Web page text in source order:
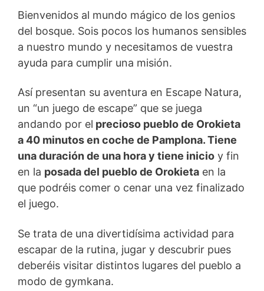
Bienvenidos al mundo mágico de los genios
del bosque. Sois pocos los humanos sensibles
a nuestro mundo y necesitamos de vuestra
ayuda para cumplir una misión.
Así presentan su aventura en Escape Natura,
un “un juego de escape” que se juega
andando por el precioso pueblo de Orokieta
a 40 minutos en coche de Pamplona. Tiene
una duración de una hora y tiene inicio y fin
en la posada del pueblo de Orokieta en la
que podréis comer o cenar una vez finalizado
el juego.
Se trata de una divertidísima actividad para
escapar de la rutina, jugar y descubrir pues
deberéis visitar distintos lugares del pueblo a
modo de gymkana.